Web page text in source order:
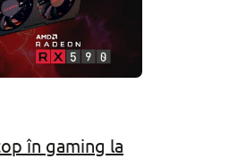
în gaming la